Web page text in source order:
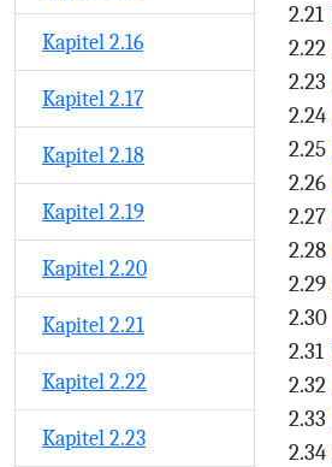
Kapitel 2.16
Kapitel 2.17
Kapitel 2.18
Kapitel 2.19
Kapitel 2.20
Kapitel 2.21
Kapitel 2.22
Kapitel 2.23
2.21
2.22
2.23
2.24
2.25
2.26
2.27
2.28
2.29
2.30
2.31
2.32
2.33
2.34